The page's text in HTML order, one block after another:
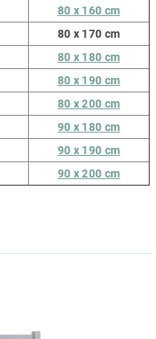
80 x 160 cm
80 x 170 cm
80 x 180 cm
80 x 190 cm
80 x 200 cm
90 x 180 cm
90 x 190 cm
90 x 200 cm